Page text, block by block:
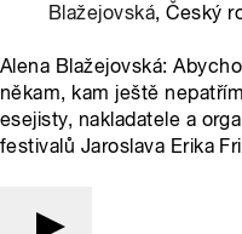
Blažejovská, Český
Alena Blažejovská:
někam, kam ještě
esejisty, nakladatele a
festivalů Jaroslava Erika